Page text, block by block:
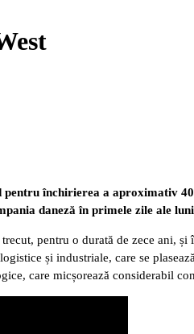
închirierea a aproximativ
daneză în primele zile ale
pentru o durată de zece ani,
și industriale, care se
care micșorează considerabil